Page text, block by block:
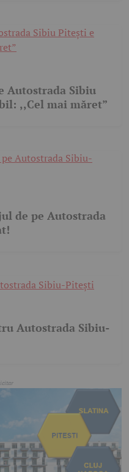
Autostrada Sibiu
,,Cel mai măret”
de pe Autostrada
Autostrada Sibiu-